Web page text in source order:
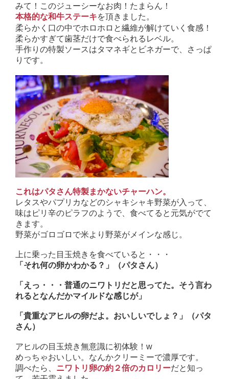
みて！このジューシーなお肉！たまらん！
本格的な和牛ステーキを頂きました。
柔らかく口の中でホロホロと繊維が解けていく食感！
柔らかすぎて歯茎だけで食べられるレベル。
手作りの特製ソースはタマネギとビネガーで、さっぱ
りです。
これはパタさん特製まかないチャーハン。
レタスやパプリカなどのシャキシャキ野菜が入って、
味はピリ辛のピラフのようで、食べてると元気がでて
きます。
野菜がゴロゴロで米より野菜がメインな感じ。
上に乗った目玉焼きを食べていると・・・
「それ何の卵かわかる？」（パタさん）
「えっ・・・普通のニワトリだと思ってた。そう言わ
れるとなんだかマイルドな感じが」
「貴重なアヒルの卵だよ。おいしいでしょ？」（パタ
さん）
アヒルの目玉焼き無意識に初体験！w
めっちゃおいしい。なんかクリーミーで濃厚です。
調べたら、 ニワトリ卵の約２倍のカロリーだと知っ